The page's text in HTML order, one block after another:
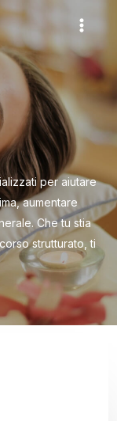
per aiutare
aumentare
Che tu stia
strutturato, ti